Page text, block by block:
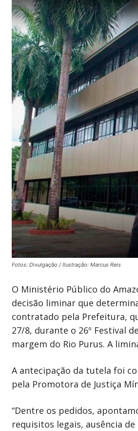
Fotos: Divulgação / Ilustração: Marcus Reis
O Ministério Público do
decisão liminar que
contratado pela Prefeitura,
27/8, durante o 26º Festival
margem do Rio Purus. A
A antecipação da tutela foi
pela Promotora de Justiça
“Dentre os pedidos,
requisitos legais, ausência